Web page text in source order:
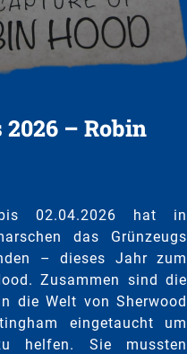
– Robin
02.04.2026 hat in
das Grünzeugs
– dieses Jahr zum
Zusammen sind die
die Welt von Sherwood
eingetaucht um
helfen. Sie mussten